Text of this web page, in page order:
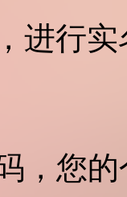
进行
，您